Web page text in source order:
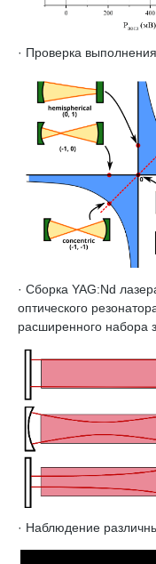
· Проверка
· Сборка YAG:Nd
оптического
расширенного набора
· Наблюдение